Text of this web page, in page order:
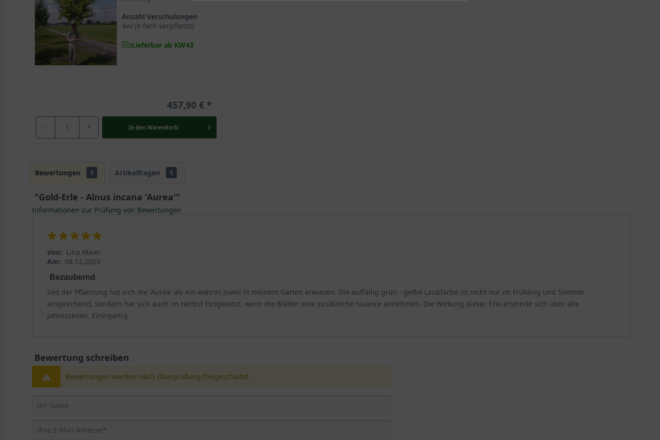
Anzahl Verschulungen
4xv (4-fach verpflanzt)
Lieferbar ab KW43
457,90 €
- + In den Warenkorb
Bewertungen 1 Artikelfragen 1
"Gold-Erle - Alnus incana 'Aurea'"
Informationen zur Prüfung von Bewertungen
Von: Lina Maier
Am: 08.12.2023
Bezaubernd
Seit der Pflanzung hat sich die 'Aurea' als ein wahres Juwel in meinem Garten erwiesen. Die auffällig grün - gelbe Laubfarbe ist nicht nur im Frühling und Sommer
ansprechend, sondern hat sich auch im Herbst fortgesetzt, wenn die Blätter eine zusätzliche Nuance annehmen. Die Wirkung dieser Erle erstreckt sich über alle
Jahreszeiten. Einzigartig.
Bewertung schreiben
Bewertungen werden nach Überprüfung freigeschaltet.